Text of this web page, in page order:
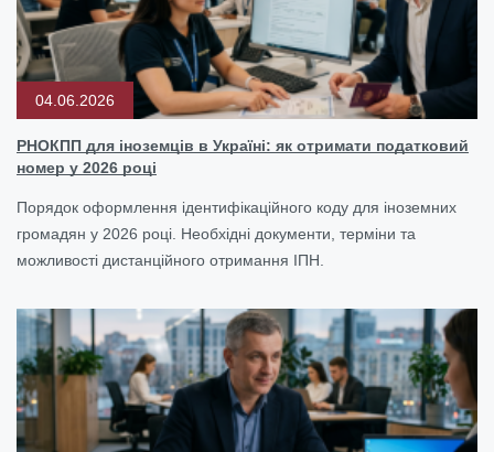
04.06.2026
РНОКПП для іноземців в Україні: як отримати податковий
номер у 2026 році
Порядок оформлення ідентифікаційного коду для іноземних
громадян у 2026 році. Необхідні документи, терміни та
можливості дистанційного отримання ІПН.